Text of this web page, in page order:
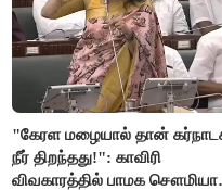
"கேரள மழையால் தான்
நீர் திறந்தது!": காவிரி
விவகாரத்தில் பாமக சௌமியா